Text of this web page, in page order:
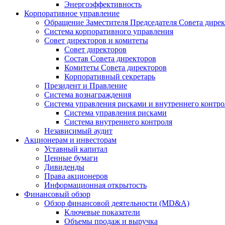
Энергоэффективность
Корпоративное управление
Обращение Заместителя Председателя Совета
Система корпоративного управления
Совет директоров и комитеты
Совет директоров
Состав Совета директоров
Комитеты Совета директоров
Корпоративный секретарь
Президент и Правление
Система вознаграждения
Система управления рисками и внутреннего
Система управления рисками
Система внутреннего контроля
Независимый аудит
Акционерам и инвесторам
Уставный капитал
Ценные бумаги
Дивиденды
Права акционеров
Информационная открытость
Финансовый обзор
Обзор финансовой деятельности (MD&A)
Ключевые показатели
Объемы продаж и выручка